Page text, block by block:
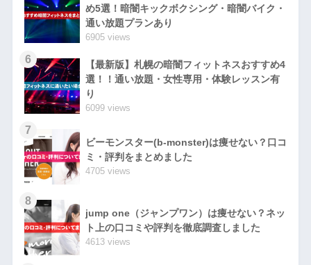
め5選！暗闇キックボクシング・暗闇バイク・
通い放題プランあり
6905 views
6
【最新版】札幌の暗闇フィットネスおすすめ4
選！！通い放題・女性専用・体験レッスン有
り
6099 views
7
ビーモンスター(b-monster)は痩せない？口コ
ミ・評判をまとめました
4705 views
8
jump one（ジャンプワン）は痩せない？ネッ
ト上の口コミや評判を徹底調査しました
4613 views